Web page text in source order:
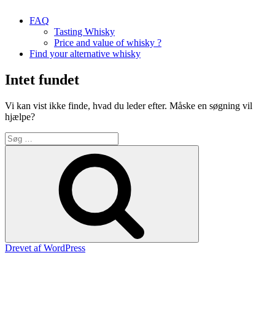
FAQ
Tasting Whisky
Price and value of whisky ?
Find your alternative whisky
Intet fundet
Vi kan vist ikke finde, hvad du leder efter. Måske en søgning vil
hjælpe?
Søg
efter:
Drevet af WordPress